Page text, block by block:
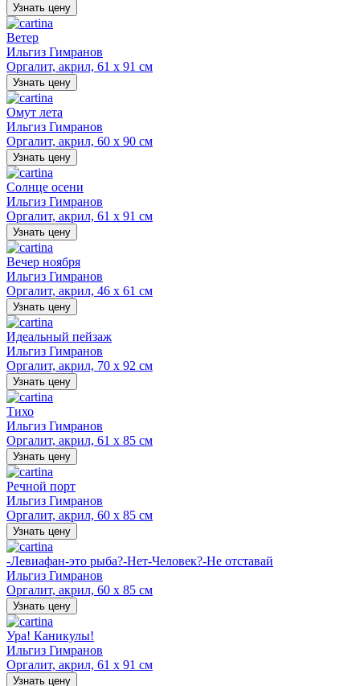
Узнать цену
Ветер
Ильгиз Гимранов
Оргалит, акрил, 61 х 91 см
Узнать цену
Омут лета
Ильгиз Гимранов
Оргалит, акрил, 60 х 90 см
Узнать цену
Солнце осени
Ильгиз Гимранов
Оргалит, акрил, 61 х 91 см
Узнать цену
Вечер ноября
Ильгиз Гимранов
Оргалит, акрил, 46 х 61 см
Узнать цену
Идеальный пейзаж
Ильгиз Гимранов
Оргалит, акрил, 70 х 92 см
Узнать цену
Тихо
Ильгиз Гимранов
Оргалит, акрил, 61 х 85 см
Узнать цену
Речной порт
Ильгиз Гимранов
Оргалит, акрил, 60 х 85 см
Узнать цену
-Левиафан-это рыба?-Нет-Человек?-Не отставай
Ильгиз Гимранов
Оргалит, акрил, 60 х 85 см
Узнать цену
Ура! Каникулы!
Ильгиз Гимранов
Оргалит, акрил, 61 х 91 см
Узнать цену